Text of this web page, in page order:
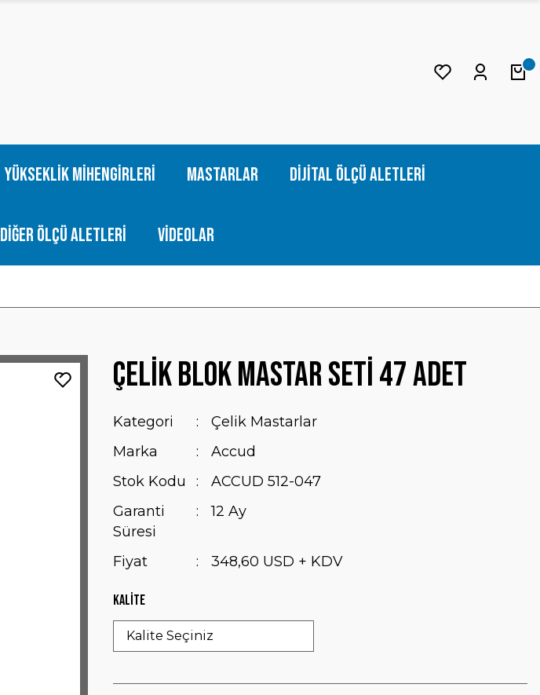
Yükseklik Mihengirleri Mastarlar Dijital Ölçü Aletleri
Diğer Ölçü Aletleri Videolar
Çelik Blok Mastar Seti 47 Adet
Kategori
Çelik Mastarlar
Marka
Accud
Stok Kodu
ACCUD 512-047
Garanti
Süresi
12 Ay
Fiyat 348,60 USD + KDV
Kalite